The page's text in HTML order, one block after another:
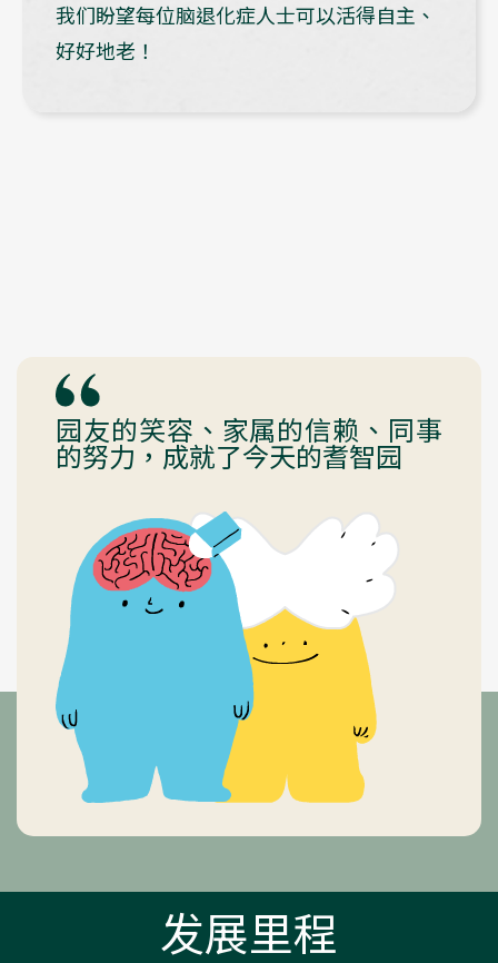
我们盼望每位脑退化症人士可以活得自主、
好好地老！
园友的笑容、家属的信赖、同事
的努力，成就了今天的耆智园
发展里程